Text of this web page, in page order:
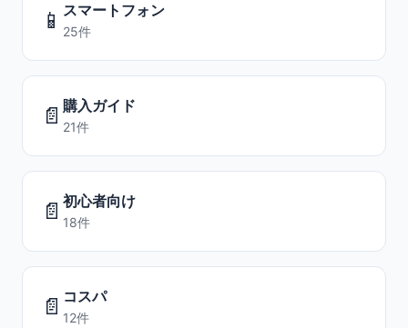
📱 スマートフォン
25件
📄 購入ガイド
21件
📄 初心者向け
18件
📄 コスパ
12件